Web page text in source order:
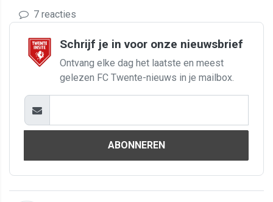
7 reacties
Schrijf je in voor onze nieuwsbrief
Ontvang elke dag het laatste en meest
gelezen FC Twente-nieuws in je mailbox.
ABONNEREN